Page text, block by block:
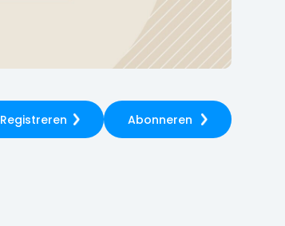
Registreren Abonneren